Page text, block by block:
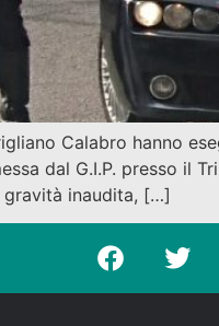
Calabro hanno
dal G.I.P. presso il
inaudita, […]